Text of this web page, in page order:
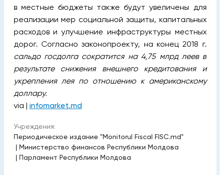
в местные бюджеты также будут увеличены для
реализации мер социальной защиты, капитальных
расходов и улучшение инфраструктуры местных
дорог. Согласно законопроекту, на конец 2018 г.
сальдо госдолга сократится на 4,75 млрд леев в
результате снижения внешнего кредитования и
укрепления лея по отношению к американскому
доллару.
via | infomarket.md
Учреждения:
Периодическое издание "Monitorul Fiscal FISC.md"
| Министерство финансов Республики Молдова
| Парламент Республики Молдова